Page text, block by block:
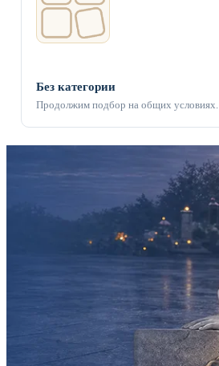
Без категории
Продолжим подбор на общих условиях.